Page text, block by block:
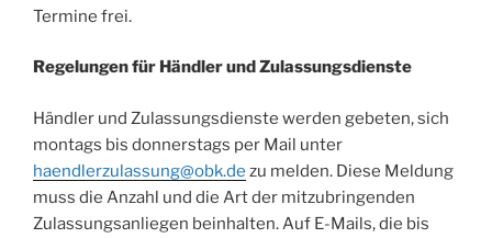
Termine frei.
Regelungen für Händler und Zulassungsdienste
Händler und Zulassungsdienste werden gebeten, sich
montags bis donnerstags per Mail unter
haendlerzulassung@obk.de zu melden. Diese Meldung
muss die Anzahl und die Art der mitzubringenden
Zulassungsanliegen beinhalten. Auf E-Mails, die bis